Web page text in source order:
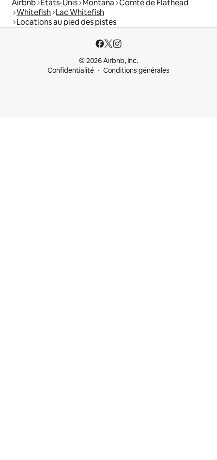
Airbnb États-Unis Montana Comté de Flathead
Whitefish Lac Whitefish
Locations au pied des pistes
© 2026 Airbnb, Inc.
Confidentialité
Conditions générales